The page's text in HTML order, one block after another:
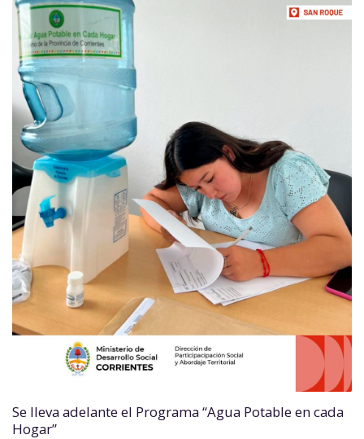
Se lleva adelante el Programa “Agua Potable en cada
Hogar”